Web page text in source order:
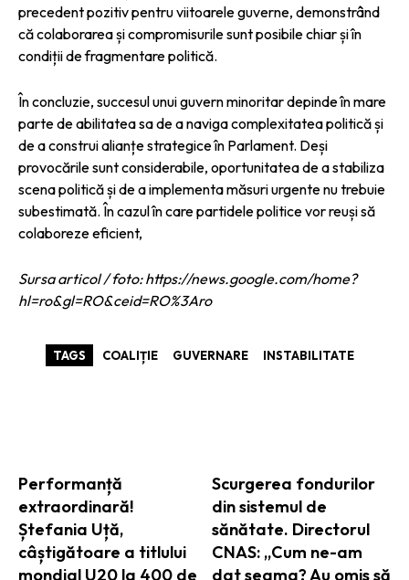
Performanță
extraordinară!
Ștefania Uță,
câștigătoare a titlului
mondial U20 la 400 de
Scurgerea fondurilor
din sistemul de
sănătate. Directorul
CNAS: „Cum ne-am
dat seama? Au omis să
precedent pozitiv pentru viitoarele guverne, demonstrând
că colaborarea și compromisurile sunt posibile chiar și în
condiții de fragmentare politică.
În concluzie, succesul unui guvern minoritar depinde în mare
parte de abilitatea sa de a naviga complexitatea politică și
de a construi alianțe strategice în Parlament. Deși
provocările sunt considerabile, oportunitatea de a stabiliza
scena politică și de a implementa măsuri urgente nu trebuie
subestimată. În cazul în care partidele politice vor reuși să
colaboreze eficient,
Sursa articol / foto: https://news.google.com/home?
hl=ro&gl=RO&ceid=RO%3Aro
TAGS COALIȚIE GUVERNARE INSTABILITATE